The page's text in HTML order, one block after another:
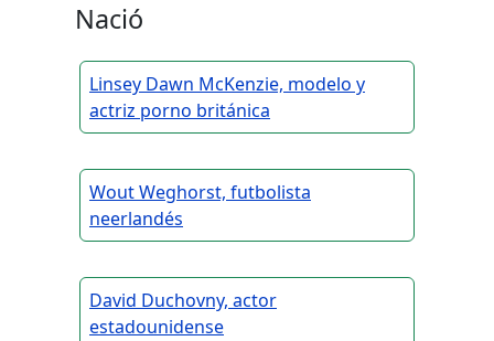
Nació
Linsey Dawn McKenzie, modelo y
actriz porno británica
Wout Weghorst, futbolista
neerlandés
David Duchovny, actor
estadounidense